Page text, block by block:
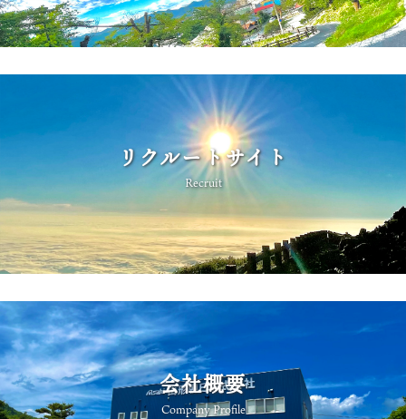
リクルートサイト
Recruit
会社概要
Company Profile